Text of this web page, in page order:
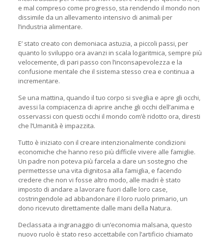
e mal compreso come progresso, sta rendendo il mondo non
dissimile da un allevamento intensivo di animali per
l’industria alimentare.
E’ stato creato con demoniaca astuzia, a piccoli passi, per
quanto lo sviluppo ora avanzi in scala logaritmica, sempre più
velocemente, di pari passo con l’inconsapevolezza e la
confusione mentale che il sistema stesso crea e continua a
incrementare.
Se una mattina, quando il tuo corpo si sveglia e apre gli occhi,
avessi la compiacenza di aprire anche gli occhi dell’anima e
osservassi con questi occhi il mondo com’è ridotto ora, diresti
che l’Umanità è impazzita.
Tutto è iniziato con il creare intenzionalmente condizioni
economiche che hanno reso più difficile vivere alle famiglie.
Un padre non poteva più farcela a dare un sostegno che
permettesse una vita dignitosa alla famiglia, e facendo
credere che non vi fosse altro modo, alle madri è stato
imposto di andare a lavorare fuori dalle loro case,
costringendole ad abbandonare il loro ruolo primario, un
dono ricevuto direttamente dalle mani della Natura.
Declassata a ingranaggio di un’economia malsana, questo
nuovo ruolo è stato reso accettabile con l’artificio chiamato